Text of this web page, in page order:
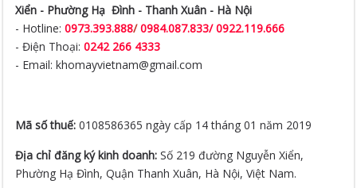
Xiển - Phường Hạ Đình - Thanh Xuân - Hà Nội
- Hotline:0973.393.888/ 0984.087.833/ 0922.119.666
- Điện Thoại:0242 266 4333
- Email: khomayvietnam@gmail.com
Mã số thuế:0108586365 ngày cấp 14 tháng 01 năm 2019
Địa chỉ đăng ký kinh doanh:Số 219 đường Nguyễn Xiển,
Phường Hạ Đình, Quận Thanh Xuân, Hà Nội, Việt Nam.